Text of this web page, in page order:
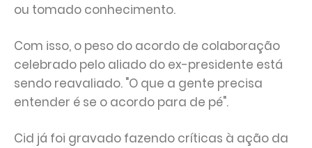
ou tomado conhecimento.
Com isso, o peso do acordo de colaboração
celebrado pelo aliado do ex-presidente está
sendo reavaliado. "O que a gente precisa
entender é se o acordo para de pé".
Cid já foi gravado fazendo críticas à ação da